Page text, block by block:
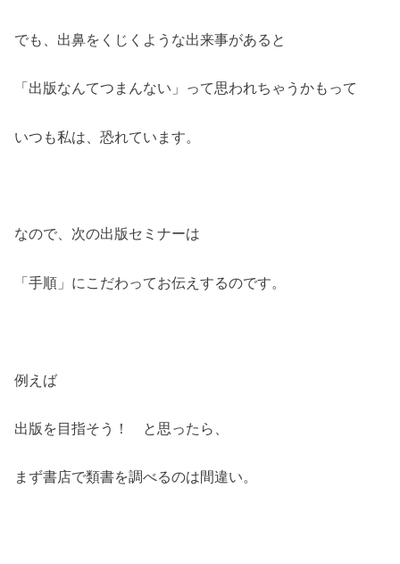
でも、出鼻をくじくような出来事があると
「出版なんてつまんない」って思われちゃうかもって
いつも私は、恐れています。
なので、次の出版セミナーは
「手順」にこだわってお伝えするのです。
例えば
出版を目指そう！ と思ったら、
まず書店で類書を調べるのは間違い。